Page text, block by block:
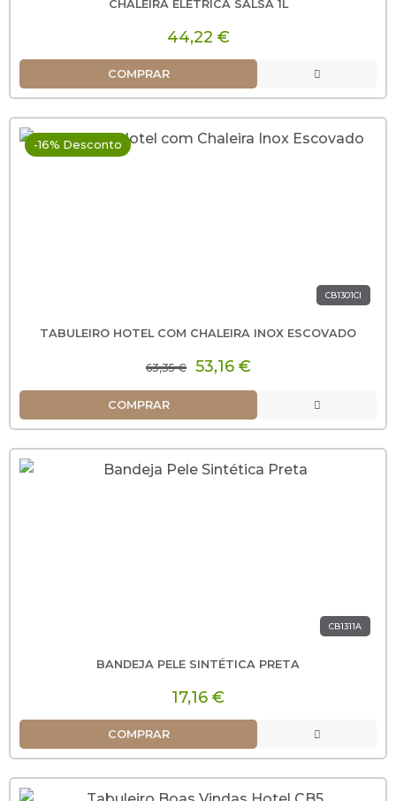
CHALEIRA ELÉTRICA SALSA 1L
44,22 €
COMPRAR
-16% Desconto
CB1301CI
TABULEIRO HOTEL COM CHALEIRA INOX ESCOVADO
63,35 € 53,16 €
COMPRAR
CB1311A
BANDEJA PELE SINTÉTICA PRETA
17,16 €
COMPRAR